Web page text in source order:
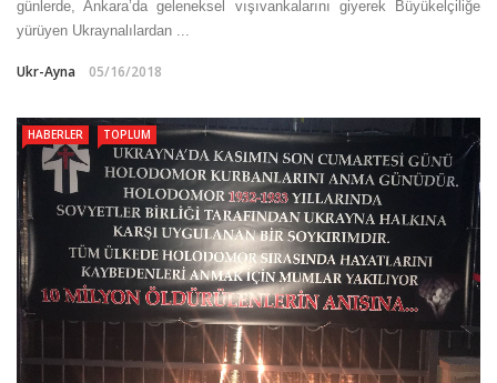
günlerde, Ankara’da geleneksel vışıvankalarını giyerek Büyükelçiliğe
yürüyen Ukraynalılardan ...
Ukr-Ayna 05/16/2018
HABERLER TOPLUM